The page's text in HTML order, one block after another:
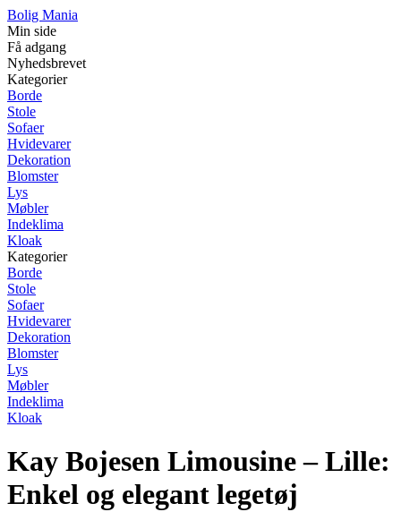
Bolig Mania
Min side
Få adgang
Nyhedsbrevet
Kategorier
Borde
Stole
Sofaer
Hvidevarer
Dekoration
Blomster
Lys
Møbler
Indeklima
Kloak
Kategorier
Borde
Stole
Sofaer
Hvidevarer
Dekoration
Blomster
Lys
Møbler
Indeklima
Kloak
Kay Bojesen Limousine – Lille:
Enkel og elegant legetøj